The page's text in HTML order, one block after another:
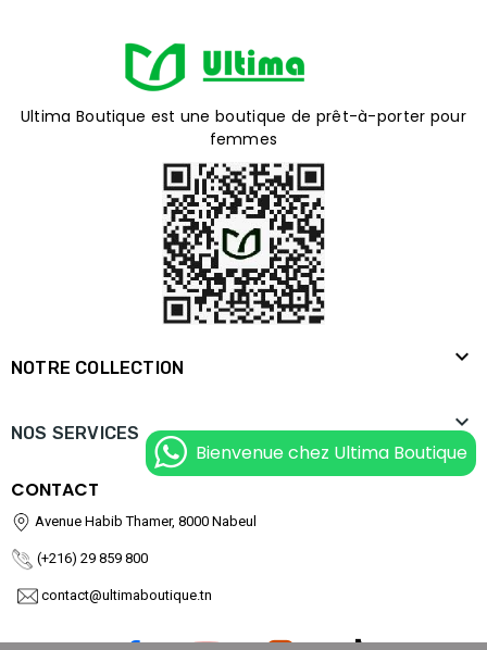
Ultima Boutique est une boutique de prêt-à-porter pour
femmes
NOTRE COLLECTION 
NOS SERVICES 
CONTACT
Avenue Habib Thamer, 8000 Nabeul
(+216) 29 859 800
contact@ultimaboutique.tn
Bienvenue chez Ultima Boutique